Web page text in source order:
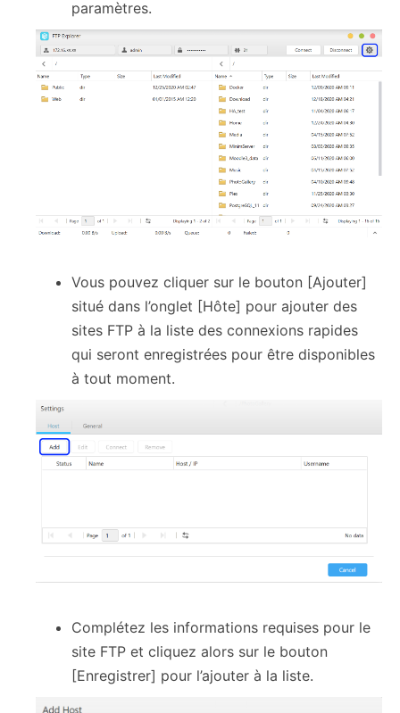
paramètres.
Vous pouvez cliquer sur le bouton [Ajouter]
situé dans l’onglet [Hôte] pour ajouter des
sites FTP à la liste des connexions rapides
qui seront enregistrées pour être disponibles
à tout moment.
Complétez les informations requises pour le
site FTP et cliquez alors sur le bouton
[Enregistrer] pour l’ajouter à la liste.